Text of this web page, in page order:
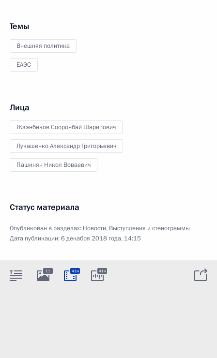
Темы
Внешняя политика
ЕАЭС
Лица
Жээнбеков Сооронбай Шарипович
Лукашенко Александр Григорьевич
Пашинян Никол Воваевич
Статус материала
Опубликован в разделах: Новости, Выступления и стенограммы
Дата публикации:6 декабря 2018 года, 14:15
11 41м 41м